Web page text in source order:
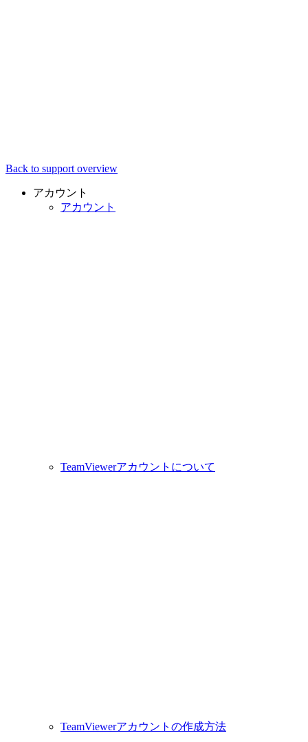
Back to support overview
アカウント
アカウント
TeamViewerアカウントについて
TeamViewerアカウントの作成方法